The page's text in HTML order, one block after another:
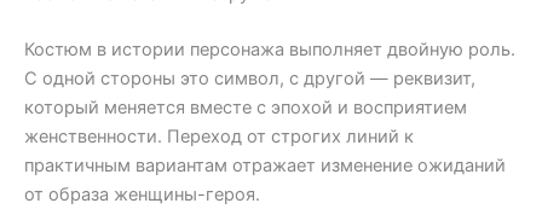
Костюм в истории персонажа выполняет двойную роль.
С одной стороны это символ, с другой — реквизит,
который меняется вместе с эпохой и восприятием
женственности. Переход от строгих линий к
практичным вариантам отражает изменение ожиданий
от образа женщины-героя.